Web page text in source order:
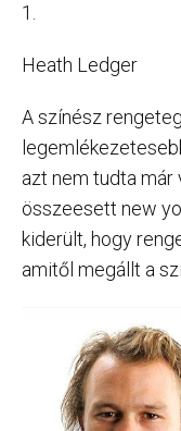
1.
Heath Ledger
A színész
azt nem tudta már
összeesett new
kiderült, hogy
amitől megállt a